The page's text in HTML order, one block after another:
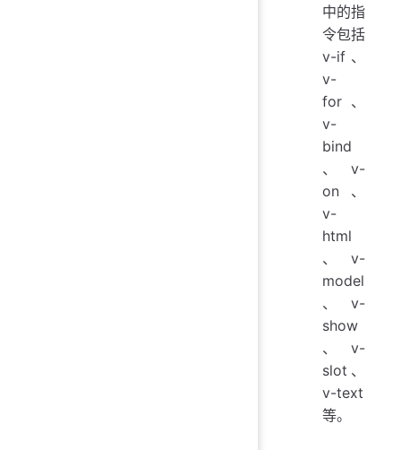
中的指
令包括
v-if、
v-
for、
v-
bind
、v-
on、
v-
html
、v-
model
、v-
show
、v-
slot、
v-text
等。